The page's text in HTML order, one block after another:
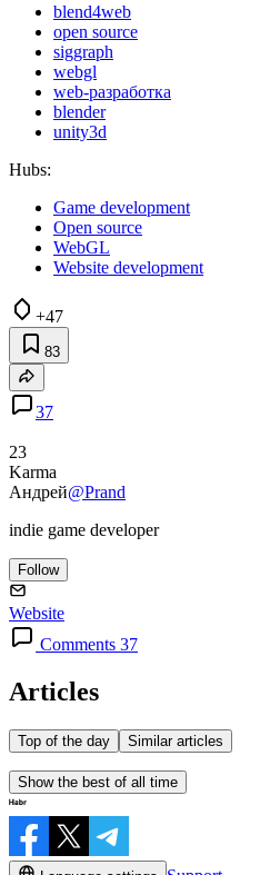
blend4web
open source
siggraph
webgl
web-разработка
blender
unity3d
Hubs:
Game development
Open source
WebGL
Website development
+47
83
37
23
Karma
Андрей@Prand
indie game developer
Follow
Website
Comments 37
Articles
Top of the day Similar articles
Show the best of all time